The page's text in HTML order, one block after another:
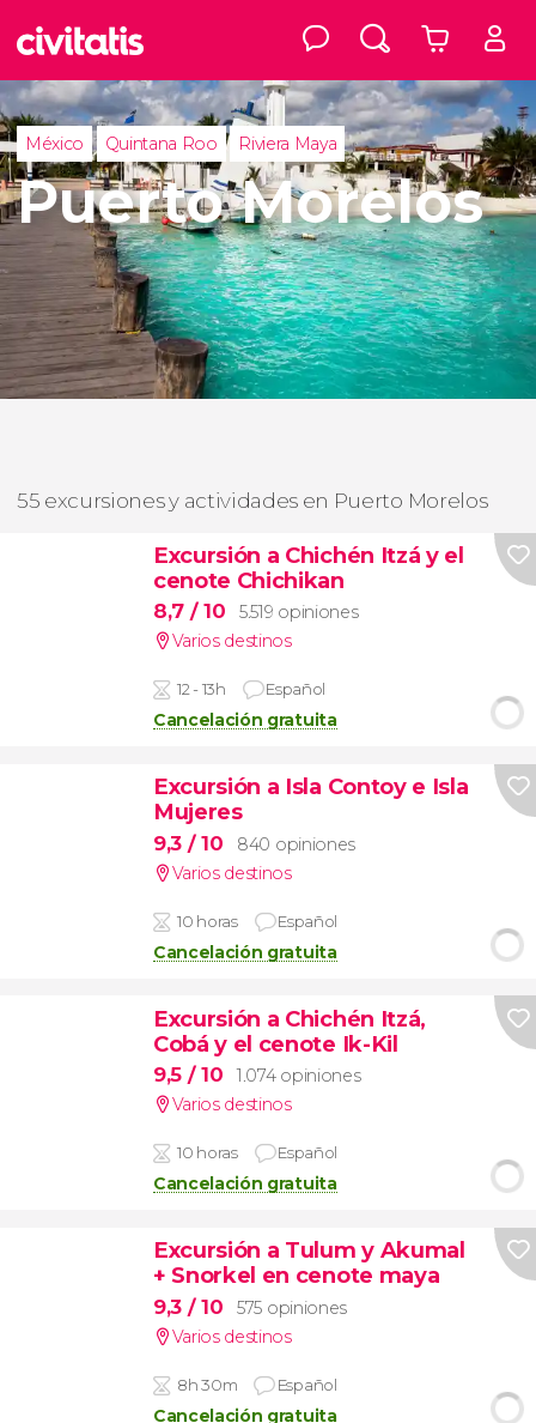
México Quintana Roo Riviera Maya
Puerto Morelos
55 excursiones y actividades en Puerto Morelos
Excursión a Chichén Itzá y el
cenote Chichikan
8,7 / 10
5.519 opiniones
Varios destinos
12 - 13h Español
Cancelación gratuita
Excursión a Isla Contoy e Isla
Mujeres
9,3 / 10
840 opiniones
Varios destinos
10 horas Español
Cancelación gratuita
Excursión a Chichén Itzá,
Cobá y el cenote Ik-Kil
9,5 / 10
1.074 opiniones
Varios destinos
10 horas Español
Cancelación gratuita
Excursión a Tulum y Akumal
+ Snorkel en cenote maya
9,3 / 10
575 opiniones
Varios destinos
8h 30m Español
Cancelación gratuita